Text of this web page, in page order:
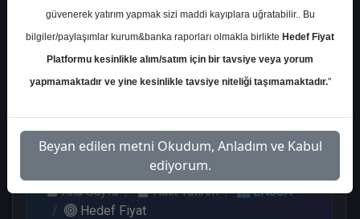
2
1 1
Ana Sayfa Halk Yatırım
ENJSA
Hedef Fiyat
güvenerek yatırım yapmak sizi maddi kayıplara uğratabilir.. Bu
bilgiler/paylaşımlar kurum&banka raporları olmakla birlikte Hedef Fiyat
Platformu kesinlikle alım/satım için bir tavsiye veya yorum
yapmamaktadır ve yine kesinlikle tavsiye niteliği taşımamaktadır."
Beyan edilen metni Okudum, Anladım ve Kabul
ediyorum.